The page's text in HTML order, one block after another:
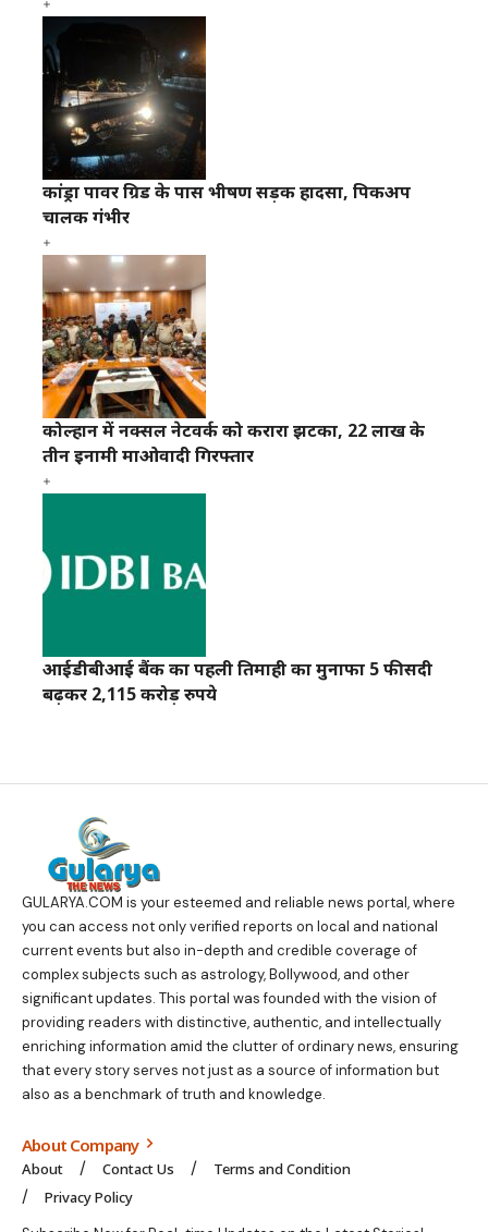
कांड्रा पावर ग्रिड के पास भीषण सड़क हादसा, पिकअप
चालक गंभीर
कोल्हान में नक्सल नेटवर्क को करारा झटका, 22 लाख के
तीन इनामी माओवादी गिरफ्तार
आईडीबीआई बैंक का पहली तिमाही का मुनाफा 5 फीसदी
बढ़कर 2,115 करोड़ रुपये
GULARYA.COM is your esteemed and reliable news portal, where
you can access not only verified reports on local and national
current events but also in-depth and credible coverage of
complex subjects such as astrology, Bollywood, and other
significant updates. This portal was founded with the vision of
providing readers with distinctive, authentic, and intellectually
enriching information amid the clutter of ordinary news, ensuring
that every story serves not just as a source of information but
also as a benchmark of truth and knowledge.
About Company
About Contact Us
Terms and Condition
Privacy Policy